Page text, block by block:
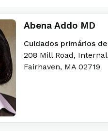
Abena Addo MD
Cuidados primários
208 Mill Road,
Fairhaven, MA 02719